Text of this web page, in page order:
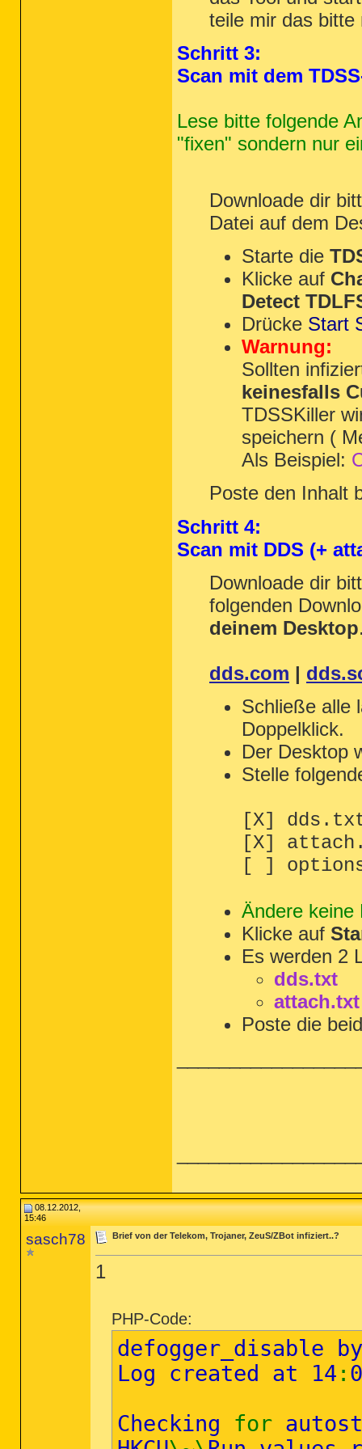
teile mir das bitte
Schritt 3:
Scan mit dem
Lese bitte folgende
"fixen" sondern nur
Downloade dir
Datei auf dem
Starte die
Klicke auf
Detect
Drücke Start
Warnung:
Sollten
keinesfalls
TDSSKiller
speichern (
Als Beispiel:
Poste den Inhalt
Schritt 4:
Scan mit DDS (+
Downloade dir
folgenden
deinem Desktop
dds.com |
Schließe alle
Doppelklick.
Der Desktop
Stelle
[X]
[X]
[ ]
Ändere keine
Klicke auf
Es werden 2
dds.txt
attach.txt
Poste die
08.12.2012,
15:46
sasch78 Brief von der Telekom, Trojaner, ZeuS/ZBot infiziert..?
1
PHP-Code:
defogger_disable
Log created at 14 :
Checking for